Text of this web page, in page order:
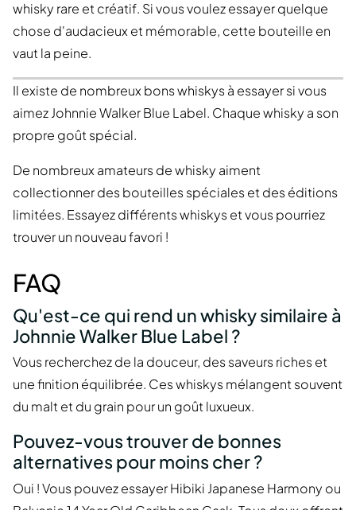
whisky rare et créatif. Si vous voulez essayer quelque
chose d'audacieux et mémorable, cette bouteille en
vaut la peine.
Il existe de nombreux bons whiskys à essayer si vous
aimez Johnnie Walker Blue Label. Chaque whisky a son
propre goût spécial.
De nombreux amateurs de whisky aiment
collectionner des bouteilles spéciales et des éditions
limitées. Essayez différents whiskys et vous pourriez
trouver un nouveau favori !
FAQ
Qu'est-ce qui rend un whisky similaire à
Johnnie Walker Blue Label ?
Vous recherchez de la douceur, des saveurs riches et
une finition équilibrée. Ces whiskys mélangent souvent
du malt et du grain pour un goût luxueux.
Pouvez-vous trouver de bonnes
alternatives pour moins cher ?
Oui ! Vous pouvez essayer Hibiki Japanese Harmony ou